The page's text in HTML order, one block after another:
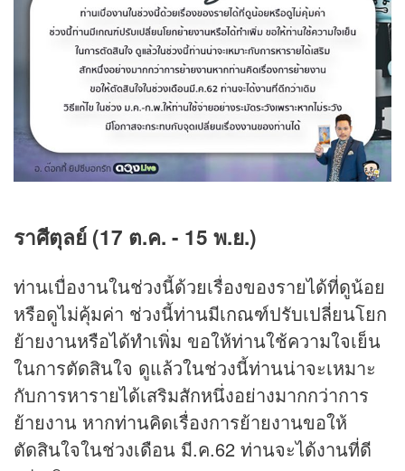
ราศีตุลย์ (17 ต.ค. - 15 พ.ย.)
ท่านเบื่องานในช่วงนี้ด้วยเรื่องของรายได้ที่ดูน้อย
หรือดูไม่คุ้มค่า ช่วงนี้ท่านมีเกณฑ์ปรับเปลี่ยนโยก
ย้ายงานหรือได้ทำเพิ่ม ขอให้ท่านใช้ความใจเย็น
ในการตัดสินใจ ดูแล้วในช่วงนี้ท่านน่าจะเหมาะ
กับการหารายได้เสริมสักหนึ่งอย่างมากกว่าการ
ย้ายงาน หากท่านคิดเรื่องการย้ายงานขอให้
ตัดสินใจในช่วงเดือน มี.ค.62 ท่านจะได้งานที่ดี